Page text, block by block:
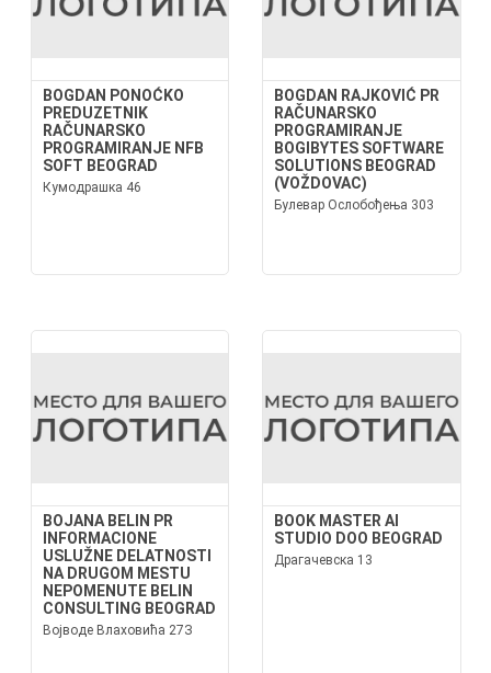
BOGDAN PONOĆKO
PREDUZETNIK
RAČUNARSKO
PROGRAMIRANJE NFB
SOFT BEOGRAD
Кумодрашка 46
BOGDAN RAJKOVIĆ PR
RAČUNARSKO
PROGRAMIRANJE
BOGIBYTES SOFTWARE
SOLUTIONS BEOGRAD
(VOŽDOVAC)
Булевар Ослобођења 303
BOJANA BELIN PR
INFORMACIONE
USLUŽNE DELATNOSTI
NA DRUGOM MESTU
NEPOMENUTE BELIN
CONSULTING BEOGRAD
Војводе Влаховића 27З
BOOK MASTER AI
STUDIO DOO BEOGRAD
Драгачевска 13